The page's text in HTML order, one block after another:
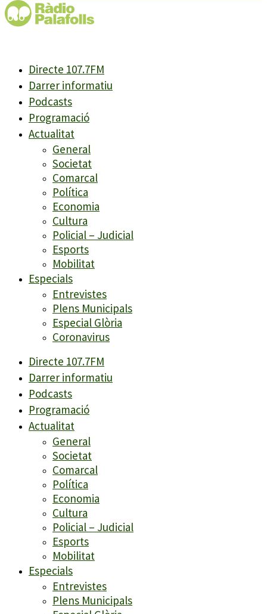
Directe 107.7FM
Darrer informatiu
Podcasts
Programació
Actualitat
General
Societat
Comarcal
Política
Economia
Cultura
Policial – Judicial
Esports
Mobilitat
Especials
Entrevistes
Plens Municipals
Especial Glòria
Coronavirus
Directe 107.7FM
Darrer informatiu
Podcasts
Programació
Actualitat
General
Societat
Comarcal
Política
Economia
Cultura
Policial – Judicial
Esports
Mobilitat
Especials
Entrevistes
Plens Municipals